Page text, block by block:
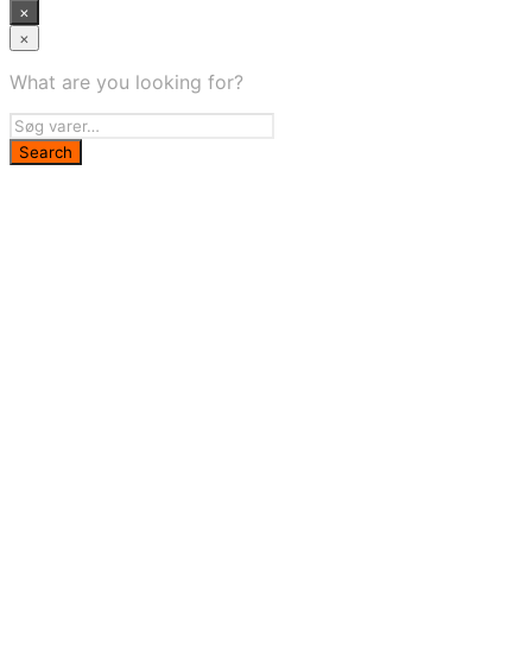
×
×
What are you looking for?